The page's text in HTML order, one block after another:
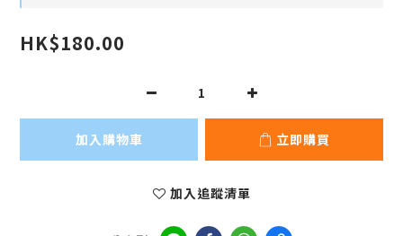
HK$180.00
加入購物車 立即購買
加入追蹤清單